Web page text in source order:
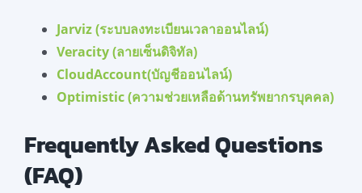
Jarviz (ระบบลงทะเบียนเวลาออนไลน์)
Veracity (ลายเซ็นดิจิทัล)
CloudAccount(บัญชีออนไลน์)
Optimistic (ความช่วยเหลือด้านทรัพยากรบุคคล)
Frequently Asked Questions
(FAQ)